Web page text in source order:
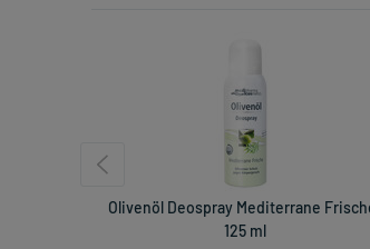
Olivenöl Deospray Mediterrane
125 ml